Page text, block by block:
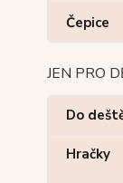
Čepice
JEN PRO
Do
Hračky